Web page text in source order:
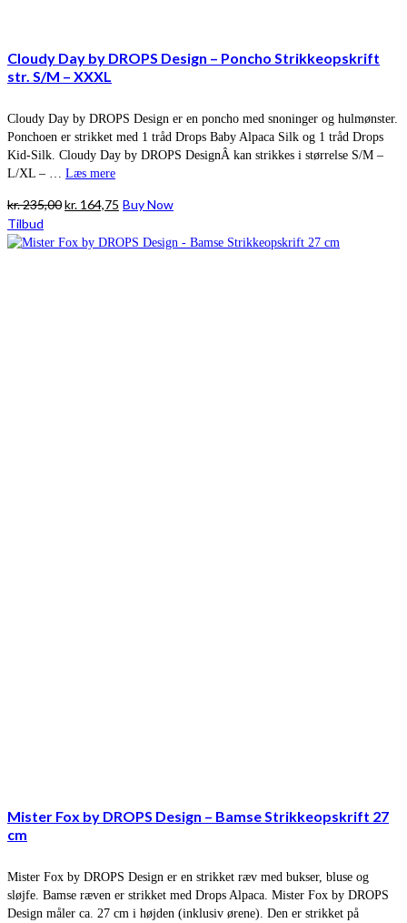
Cloudy Day by DROPS Design – Poncho Strikkeopskrift
str. S/M – XXXL
Cloudy Day by DROPS Design er en poncho med snoninger og hulmønster.
Ponchoen er strikket med 1 tråd Drops Baby Alpaca Silk og 1 tråd Drops
Kid-Silk. Cloudy Day by DROPS DesignÂ kan strikkes i størrelse S/M –
L/XL – … Læs mere
kr.235,00Den
pris
kr. 164,75 Den
pris
Buy Now
Tilbud
Mister Fox by DROPS Design – Bamse Strikkeopskrift 27
cm
Mister Fox by DROPS Design er en strikket ræv med bukser, bluse og
sløjfe. Bamse ræven er strikket med Drops Alpaca. Mister Fox by DROPS
Design måler ca. 27 cm i højden (inklusiv ørene). Den er strikket på